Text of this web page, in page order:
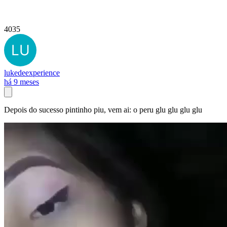
4035
lukedeexperience
há 9 meses
Depois do sucesso pintinho piu, vem ai: o peru glu glu glu glu